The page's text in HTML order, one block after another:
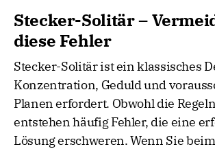
Stecker-Solitär –
diese Fehler
Stecker-Solitär ist ein klassisches
Konzentration, Geduld und
Planen erfordert. Obwohl die
entstehen häufig Fehler, die eine
Lösung erschweren. Wenn Sie